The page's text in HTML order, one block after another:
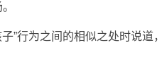
”行为之间的相似之处时说道，